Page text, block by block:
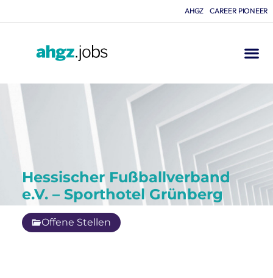
AHGZ CAREER PIONEER
Hessischer Fußballverband
e.V. – Sporthotel Grünberg
Offene Stellen